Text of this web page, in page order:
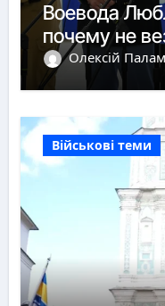
Воевода
почему не
Олексій
Військові теми